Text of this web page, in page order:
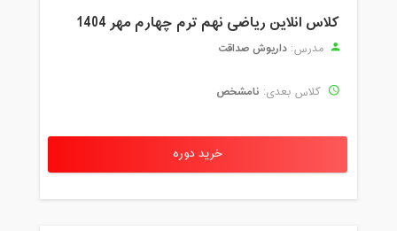
کلاس انلاین ریاضی نهم ترم چهارم مهر 1404
مدرس: داریوش صداقت
کلاس بعدی: نامشخص
خرید دوره